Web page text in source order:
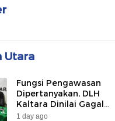
Utara
Fungsi Pengawasan
Dipertanyakan, DLH
Kaltara Dinilai Gagal
Awasi PLTU Captive dan
1 day ago